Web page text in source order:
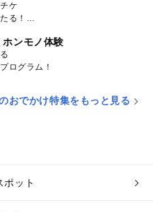
ケ
る！
ンモノ体験
ログラム！
おでかけ特集をもっと見る
ポット